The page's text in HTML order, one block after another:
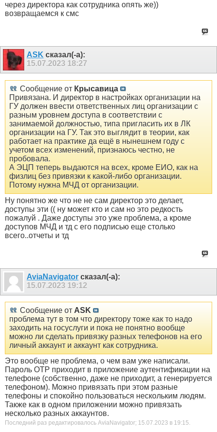
через директора как сотрудника опять же))
возвращаемся к смс
ASK сказал(-а):
15.07.2023 18:27
Сообщение от Крысавица
Привязана. И директор в настройках организации на
ГУ должен ввести ответственных лиц организации с
разным уровнем доступа в соответствии с
занимаемой должностью, типа пригласить их в ЛК
организации на ГУ. Так это выглядит в теории, как
работает на практике да ещё в нынешнем году с
учетом всех изменений, признаюсь честно, не
пробовала.
А ЭЦП теперь выдаются на всех, кроме ЕИО, как на
физлиц без привязки к какой-либо организации.
Потому нужна МЧД от организации.
Ну понятно же что не не сам директор это делает,
доступы эти (( ну может кто и сам но это редкость
пожалуй . Даже доступы это уже проблема, а кроме
доступов МЧД и тд с его подписью еще столько
всего..отчеты и тд
AviaNavigator сказал(-а):
15.07.2023 19:12
Сообщение от ASK
проблема тут в том что директору тоже как то надо
заходить на госуслуги и пока не понятно вообще
можно ли сделать привязку разных телефонов на его
личный аккаунт и аккаунт как сотрудника.
Это вообще не проблема, о чем вам уже написали.
Пароль OTP приходит в приложение аутентификации на
телефоне (собственно, даже не приходит, а генерируется
телефоном). Можно привязать при этом разные
телефоны и спокойно пользоваться нескольким людям.
Также как в одном приложении можно привязать
несколько разных аккаунтов.
Последний раз редактировалось AviaNavigator; 15.07.2023 в 19:15.